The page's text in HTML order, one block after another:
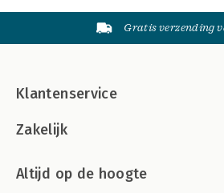
Gratis verzending
Klantenservice
Zakelijk
Altijd op de hoogte